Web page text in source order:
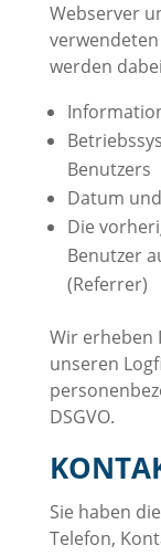
Webserver
werden
Benutzers
Datum
Die
Benutzer
(Referrer)
Wir erheben
unseren
DSGVO.
Sie haben
Telefon,